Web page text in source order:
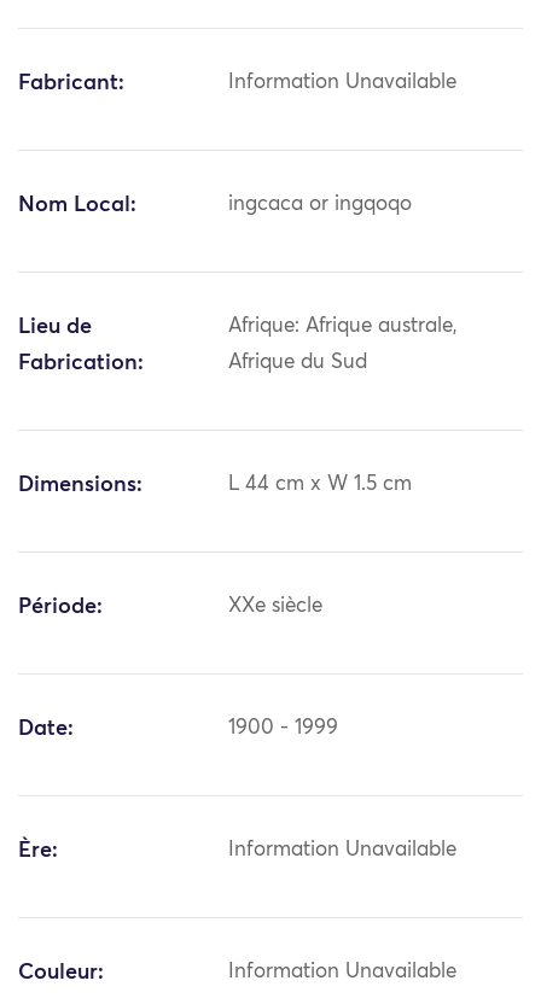
Fabricant: Information Unavailable
Nom Local: ingcaca or ingqoqo
Lieu de
Fabrication:
Afrique: Afrique australe,
Afrique du Sud
Dimensions: L 44 cm x W 1.5 cm
Période: XXe siècle
Date: 1900 - 1999
Ère: Information Unavailable
Couleur: Information Unavailable